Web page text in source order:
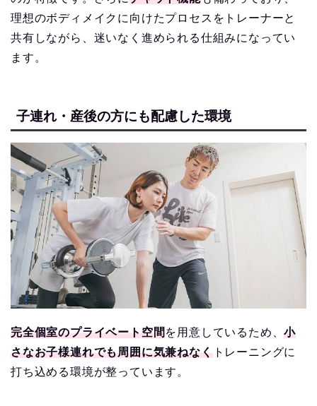
理想のボディメイクに向けたプロセスをトレーナーと
共有しながら、迷いなく進められる仕組みになってい
ます。
子連れ・産後の方にも配慮した環境
完全個室のプライベート空間 を用意しているため、小
さなお子様連れでも周囲に気兼ねなくトレーニングに
打ち込める環境が整っています。